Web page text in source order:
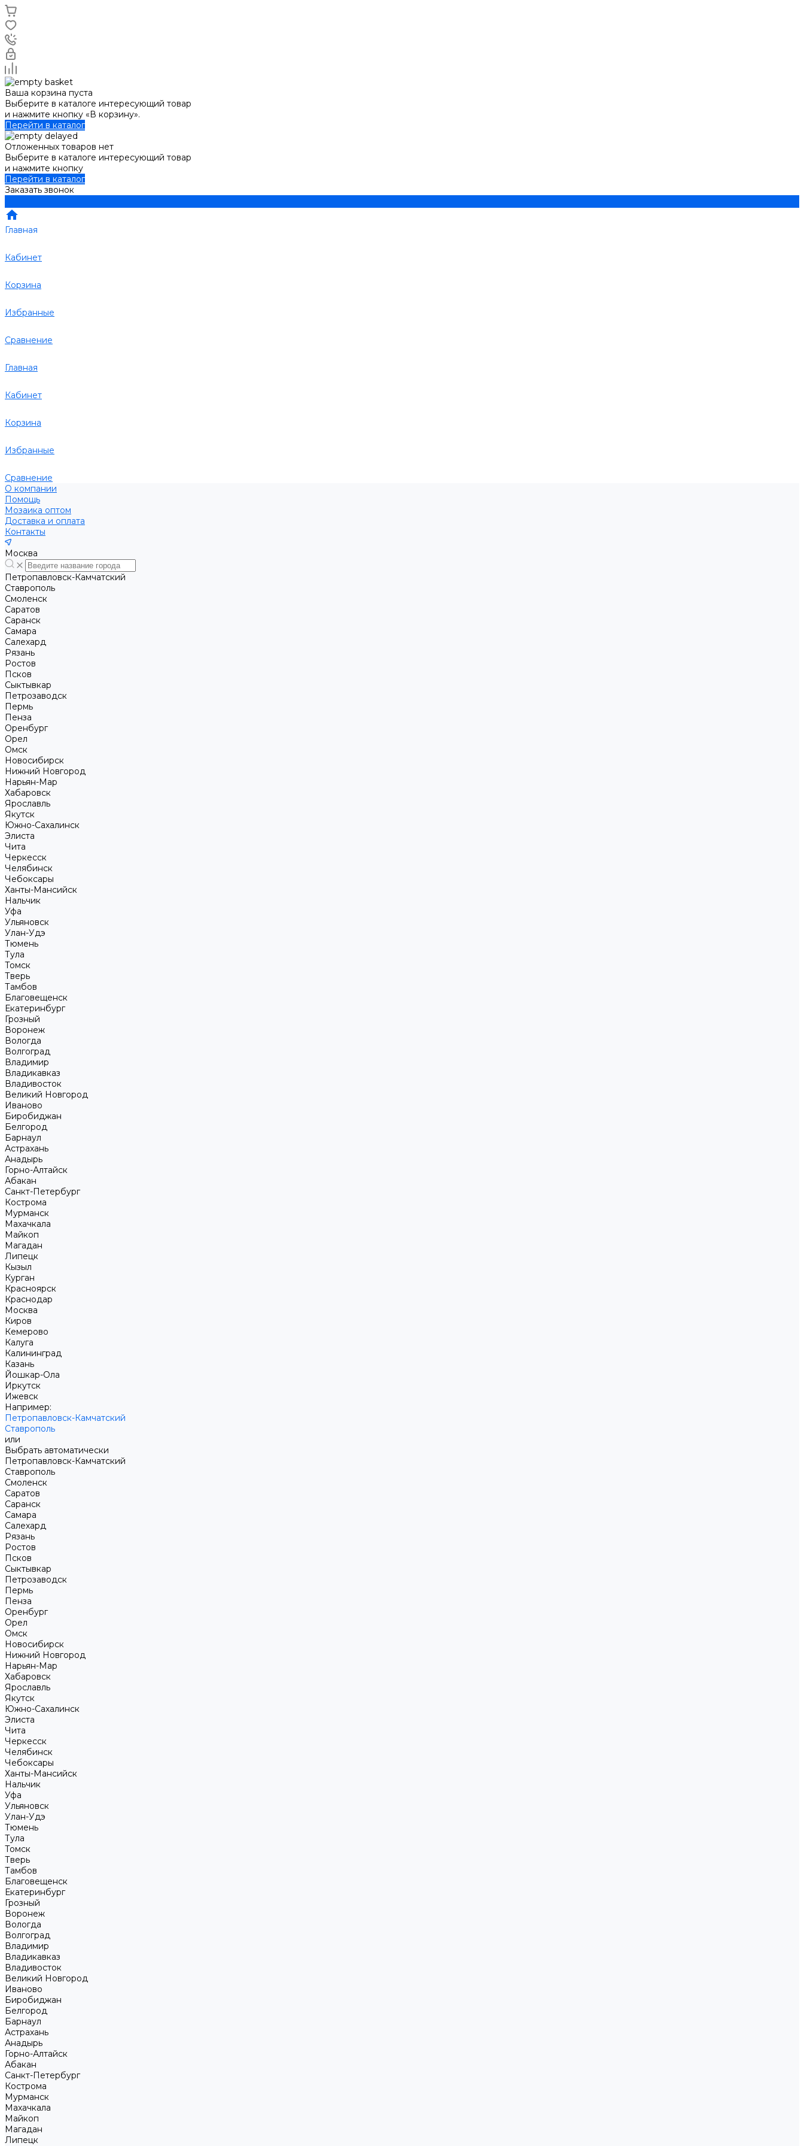
Ваша корзина пуста
Выберите в каталоге интересующий товар
и нажмите кнопку «В корзину».
Перейти в каталог
Отложенных товаров нет
Выберите в каталоге интересующий товар
и нажмите кнопку
Перейти в каталог
Заказать звонок
Главная
Кабинет
Корзина
Избранные
Сравнение
Главная
Кабинет
Корзина
Избранные
Сравнение
О компании
Помощь
Мозаика оптом
Доставка и оплата
Контакты
Москва
Петропавловск-Камчатский
Ставрополь
Смоленск
Саратов
Саранск
Самара
Салехард
Рязань
Ростов
Псков
Сыктывкар
Петрозаводск
Пермь
Пенза
Оренбург
Орел
Омск
Новосибирск
Нижний Новгород
Нарьян-Мар
Хабаровск
Ярославль
Якутск
Южно-Сахалинск
Элиста
Чита
Черкесск
Челябинск
Чебоксары
Ханты-Мансийск
Нальчик
Уфа
Ульяновск
Улан-Удэ
Тюмень
Тула
Томск
Тверь
Тамбов
Благовещенск
Екатеринбург
Грозный
Воронеж
Вологда
Волгоград
Владимир
Владикавказ
Владивосток
Великий Новгород
Иваново
Биробиджан
Белгород
Барнаул
Астрахань
Анадырь
Горно-Алтайск
Абакан
Санкт-Петербург
Кострома
Мурманск
Махачкала
Майкоп
Магадан
Липецк
Кызыл
Курган
Красноярск
Краснодар
Москва
Киров
Кемерово
Калуга
Калининград
Казань
Йошкар-Ола
Иркутск
Ижевск
Например:
Петропавловск-Камчатский
Ставрополь
или
Выбрать автоматически
Петропавловск-Камчатский
Ставрополь
Смоленск
Саратов
Саранск
Самара
Салехард
Рязань
Ростов
Псков
Сыктывкар
Петрозаводск
Пермь
Пенза
Оренбург
Орел
Омск
Новосибирск
Нижний Новгород
Нарьян-Мар
Хабаровск
Ярославль
Якутск
Южно-Сахалинск
Элиста
Чита
Черкесск
Челябинск
Чебоксары
Ханты-Мансийск
Нальчик
Уфа
Ульяновск
Улан-Удэ
Тюмень
Тула
Томск
Тверь
Тамбов
Благовещенск
Екатеринбург
Грозный
Воронеж
Вологда
Волгоград
Владимир
Владикавказ
Владивосток
Великий Новгород
Иваново
Биробиджан
Белгород
Барнаул
Астрахань
Анадырь
Горно-Алтайск
Абакан
Санкт-Петербург
Кострома
Мурманск
Махачкала
Майкоп
Магадан
Липецк